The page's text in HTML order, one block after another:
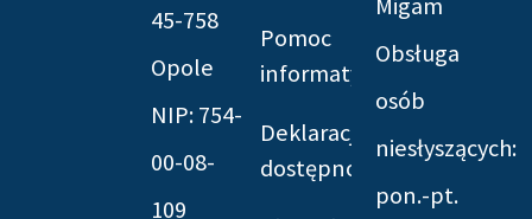
45-758
Opole
NIP: 754-
00-08-
109
Pomoc
informatyczna
Deklaracja
dostępności
Migam
Obsługa
osób
niesłyszących:
pon.-pt.